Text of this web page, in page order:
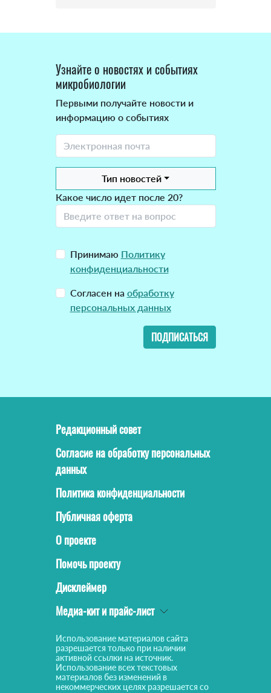
Узнайте о новостях и событиях
микробиологии
Первыми получайте новости и
информацию о событиях
Тип новостей
Какое число идет после 20?
Принимаю Политику
конфиденциальности
Согласен на обработку
персональных данных
ПОДПИСАТЬСЯ
Редакционный совет
Согласие на обработку персональных
данных
Политика конфиденциальности
Публичная оферта
О проекте
Помочь проекту
Дисклеймер
Медиа-кит и прайс-лист
Использование материалов сайта
разрешается только при наличии
активной ссылки на источник.
Использование всех текстовых
материалов без изменений в
некоммерческих целях разрешается со